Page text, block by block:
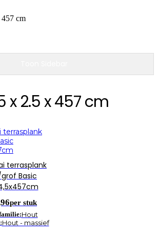
cm
x 2.5 x 457 cm
terrasplank
Basic
per stuk
Hout
Hout - massief